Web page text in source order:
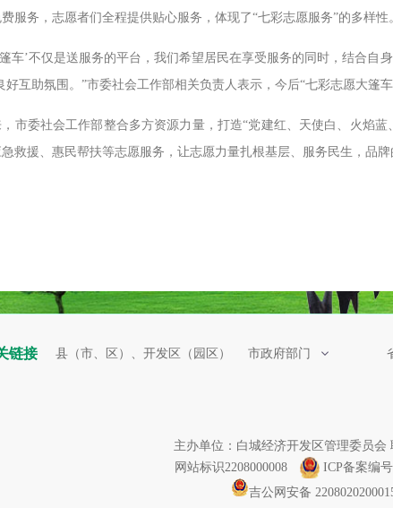
服务，志愿者们全程提供贴心服务，体现了“七彩志愿服务”的多样性
车’不仅是送服务的平台，我们希望居民在享受服务的同时，结合自
好互助氛围。”市委社会工作部相关负责人表示，今后“七彩志愿大篷
市委社会工作部整合多方资源力量，打造“党建红、天使白、火焰蓝
救援、惠民帮扶等志愿服务，让志愿力量扎根基层、服务民生，品
链接 县（市、区）、开发区（园区） 市政府部门
主办单位：白城经济开发区管理委员会
网站标识2208000008
ICP备案编
吉公网安备